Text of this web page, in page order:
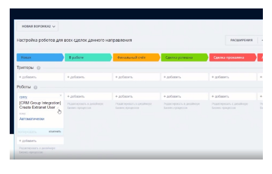
Смотреть проект